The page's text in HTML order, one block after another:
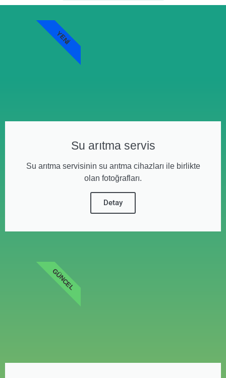
Su arıtma servis
Su arıtma servisinin su arıtma cihazları ile birlikte
olan fotoğrafları.
Detay
YENI
GÜNCEL